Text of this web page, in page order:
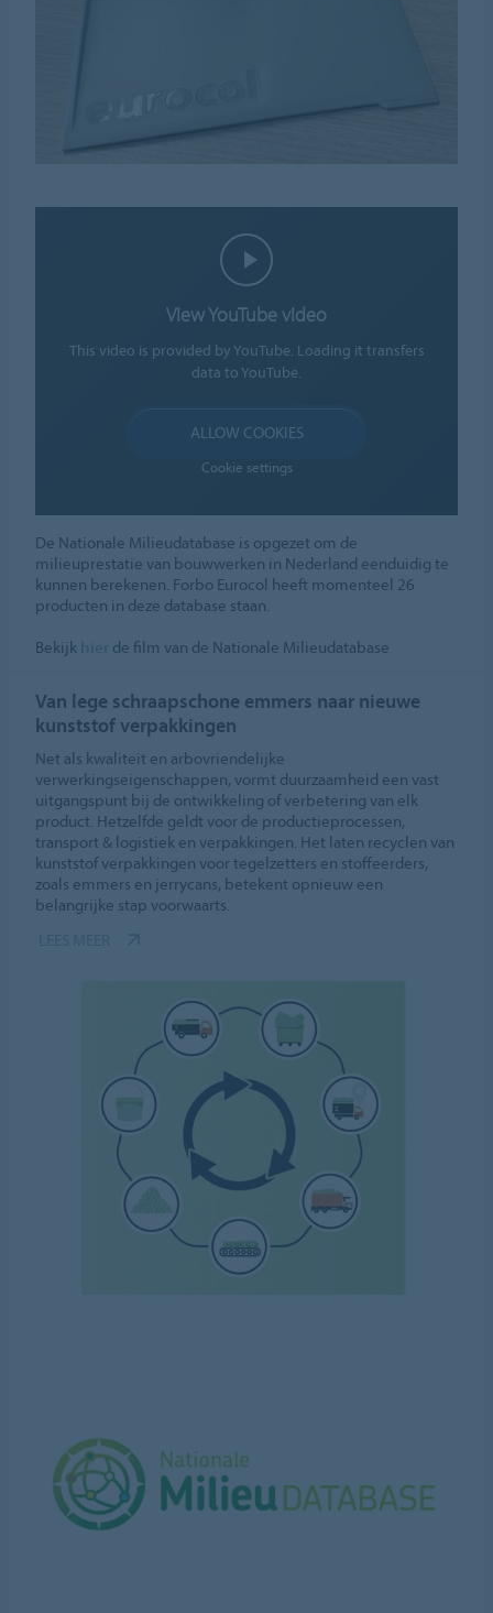
View YouTube video
This video is provided by YouTube. Loading it transfers
data to YouTube.
ALLOW COOKIES
Cookie settings
De Nationale Milieudatabase is opgezet om de
milieuprestatie van bouwwerken in Nederland eenduidig te
kunnen berekenen. Forbo Eurocol heeft momenteel 26
producten in deze database staan.
Bekijk
de film van de Nationale Milieudatabase
Van lege schraapschone emmers naar nieuwe
kunststof verpakkingen
Net als kwaliteit en arbovriendelijke
verwerkingseigenschappen, vormt duurzaamheid een vast
uitgangspunt bij de ontwikkeling of verbetering van elk
product. Hetzelfde geldt voor de productieprocessen,
transport & logistiek en verpakkingen. Het laten recyclen van
kunststof verpakkingen voor tegelzetters en stoffeerders,
zoals emmers en jerrycans, betekent opnieuw een
belangrijke stap voorwaarts.